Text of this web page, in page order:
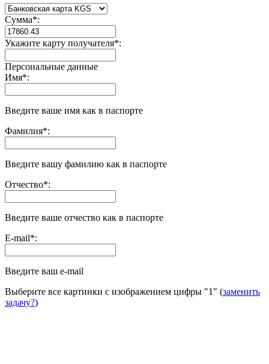
Сумма*:
Укажите карту получателя*:
Персональные данные
Имя*:
Введите ваше имя как в паспорте
Фамилия*:
Введите вашу фамилию как в паспорте
Отчество*:
Введите ваше отчество как в паспорте
E-mail*:
Введите ваш e-mail
Выберите все картинки с изображением цифры "1" (заменить
задачу?)